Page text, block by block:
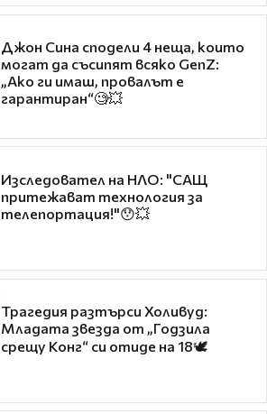
Джон Сина сподели 4 неща, които
могат да съсипят всяко GenZ:
„Ако ги имаш, провалът е
гарантиран“🧐💥
Изследовател на НЛО: "САЩ
притежават технология за
телепортация!"😯💥
Трагедия разтърси Холивуд:
Младата звезда от „Годзила
срещу Конг“ си отиде на 18🕊️